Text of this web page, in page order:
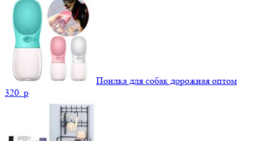
Поилка для собак дорожная оптом
320. p